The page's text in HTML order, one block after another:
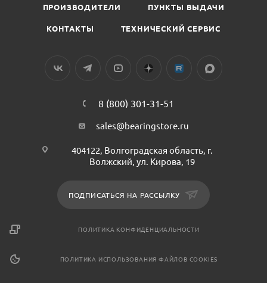
ПРОИЗВОДИТЕЛИ ПУНКТЫ ВЫДАЧИ
КОНТАКТЫ ТЕХНИЧЕСКИЙ СЕРВИС
8 (800) 301-31-51
sales@bearingstore.ru
404122, Волгоградская область, г.
Волжский, ул. Кирова, 19
ПОДПИСАТЬСЯ НА РАССЫЛКУ
ПОЛИТИКА КОНФИДЕНЦИАЛЬНОСТИ
ПОЛИТИКА ИСПОЛЬЗОВАНИЯ ФАЙЛОВ COOKIES